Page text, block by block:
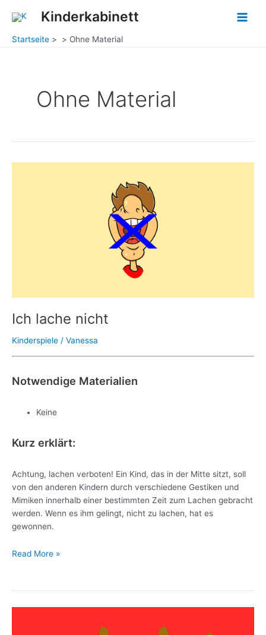
Inhalt
Kinderkabinett
Main
Startseite Ohne Material
Ohne Material
Ich lache nicht
Kinderspiele / Vanessa
Notwendige Materialien
Keine
Kurz erklärt:
Achtung, lachen verboten! Ein Kind, das in der Mitte sitzt, soll
von den anderen Kindern durch verschiedene Gestiken und
Mimiken innerhalb einer bestimmten Zeit zum Lachen gebracht
werden. Wenn es ihm gelingt, nicht zu lachen, hat es
gewonnen.
Read More »
pagination